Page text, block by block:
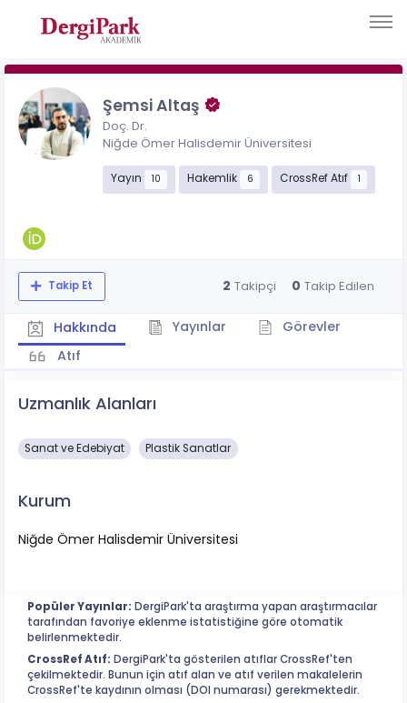
Şemsi Altaş
Doç. Dr.
Niğde Ömer Halisdemir Üniversitesi
Yayın 10 Hakemlik 6 CrossRef Atıf 1
Takip Et 2 Takipçi 0 Takip Edilen
Hakkında Yayınlar
Görevler
Atıf
Uzmanlık Alanları
Sanat ve Edebiyat Plastik Sanatlar
Kurum
Niğde Ömer Halisdemir Üniversitesi
Popüler Yayınlar: DergiPark'ta araştırma yapan araştırmacılar
tarafından favoriye eklenme istatistiğine göre otomatik
belirlenmektedir.
CrossRef Atıf: DergiPark'ta gösterilen atıflar CrossRef'ten
çekilmektedir. Bunun için atıf alan ve atıf verilen makalelerin
CrossRef'te kaydının olması (DOI numarası) gerekmektedir.